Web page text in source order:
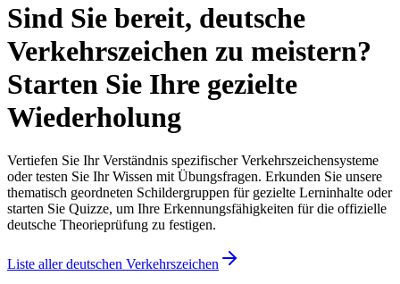
Sind Sie bereit, deutsche
Verkehrszeichen zu meistern?
Starten Sie Ihre gezielte
Wiederholung
Vertiefen Sie Ihr Verständnis spezifischer Verkehrszeichensysteme
oder testen Sie Ihr Wissen mit Übungsfragen. Erkunden Sie unsere
thematisch geordneten Schildergruppen für gezielte Lerninhalte oder
starten Sie Quizze, um Ihre Erkennungsfähigkeiten für die offizielle
deutsche Theorieprüfung zu festigen.
Liste aller deutschen Verkehrszeichen